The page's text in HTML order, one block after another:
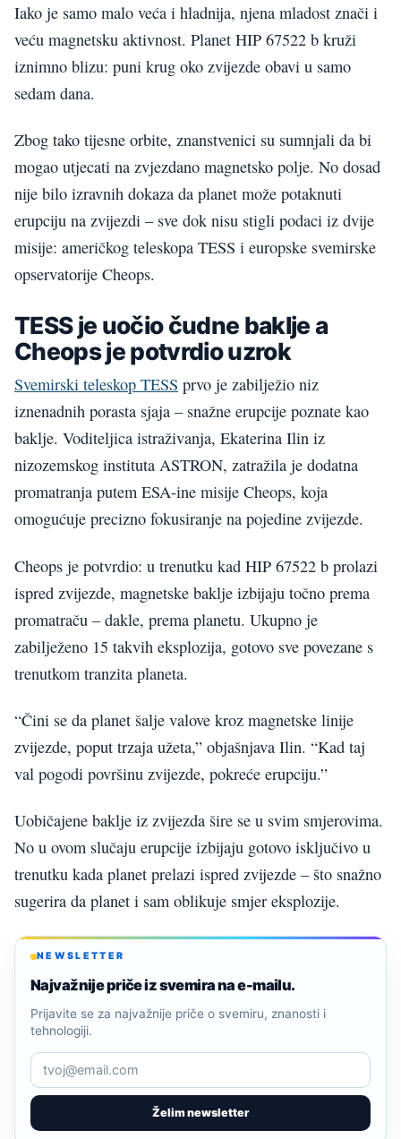
Iako je samo malo veća i hladnija, njena mladost znači i
veću magnetsku aktivnost. Planet HIP 67522 b kruži
iznimno blizu: puni krug oko zvijezde obavi u samo
sedam dana.
Zbog tako tijesne orbite, znanstvenici su sumnjali da bi
mogao utjecati na zvjezdano magnetsko polje. No dosad
nije bilo izravnih dokaza da planet može potaknuti
erupciju na zvijezdi – sve dok nisu stigli podaci iz dvije
misije: američkog teleskopa TESS i europske svemirske
opservatorije Cheops.
TESS je uočio čudne baklje a
Cheops je potvrdio uzrok
Svemirski teleskop TESS prvo je zabilježio niz
iznenadnih porasta sjaja – snažne erupcije poznate kao
baklje. Voditeljica istraživanja, Ekaterina Ilin iz
nizozemskog instituta ASTRON, zatražila je dodatna
promatranja putem ESA-ine misije Cheops, koja
omogućuje precizno fokusiranje na pojedine zvijezde.
Cheops je potvrdio: u trenutku kad HIP 67522 b prolazi
ispred zvijezde, magnetske baklje izbijaju točno prema
promatraču – dakle, prema planetu. Ukupno je
zabilježeno 15 takvih eksplozija, gotovo sve povezane s
trenutkom tranzita planeta.
“Čini se da planet šalje valove kroz magnetske linije
zvijezde, poput trzaja užeta,” objašnjava Ilin. “Kad taj
val pogodi površinu zvijezde, pokreće erupciju.”
Uobičajene baklje iz zvijezda šire se u svim smjerovima.
No u ovom slučaju erupcije izbijaju gotovo isključivo u
trenutku kada planet prelazi ispred zvijezde – što snažno
sugerira da planet i sam oblikuje smjer eksplozije.
NEWSLETTER
Najvažnije priče iz svemira na e-mailu.
Želim newsletter
Prijavite se za najvažnije priče o svemiru, znanosti i
tehnologiji.